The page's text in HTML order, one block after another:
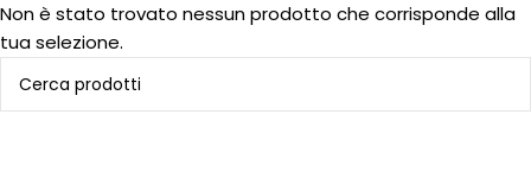
Non è stato trovato nessun prodotto che corrisponde alla
tua selezione.